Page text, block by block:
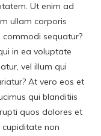
Ut enim ad
ullam corporis
commodi sequatur?
in ea voluptate
vel illum qui
At vero eos et
qui blanditiis
quos dolores et
non